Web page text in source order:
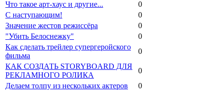
Что такое арт-хаус и другие...
0
С наступающим!
0
Значение жестов режиссёра
0
"Убить Белоснежку"
0
Как сделать трейлер супергеройского
фильма
0
КАК СОЗДАТЬ STORYBOARD ДЛЯ
РЕКЛАМНОГО РОЛИКА
0
Делаем толпу из нескольких актеров
0